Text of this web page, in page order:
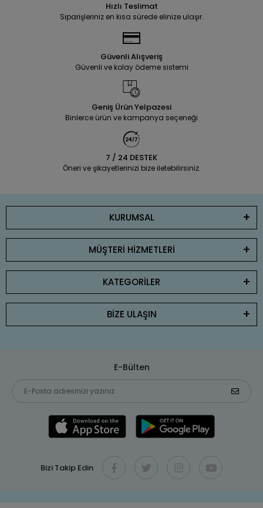
Hızlı Teslimat
Siparişleriniz en kısa sürede elinize ulaşır.
Güvenli Alışveriş
Güvenli ve kolay ödeme sistemi
Geniş Ürün Yelpazesi
Binlerce ürün ve kampanya seçeneği
7 / 24 DESTEK
Öneri ve şikayetlerinizi bize iletebilirsiniz.
KURUMSAL
MÜŞTERİ HİZMETLERİ
KATEGORİLER
BİZE ULAŞIN
E-Bülten
Bizi Takip Edin